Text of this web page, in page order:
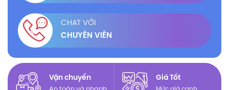
CHAT VỚI
CHUYÊN VIÊN
Vận chuyển Giá Tốt